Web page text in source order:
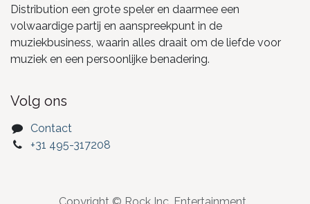
Distribution een grote speler en daarmee een
volwaardige partij en aanspreekpunt in de
muziekbusiness, waarin alles draait om de liefde voor
muziek en een persoonlijke benadering.
Volg ons
Contact
+31 495-317208